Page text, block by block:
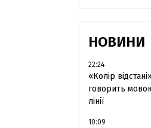
НОВИНИ
22:24
«Колір
говорить
лінії
10:09